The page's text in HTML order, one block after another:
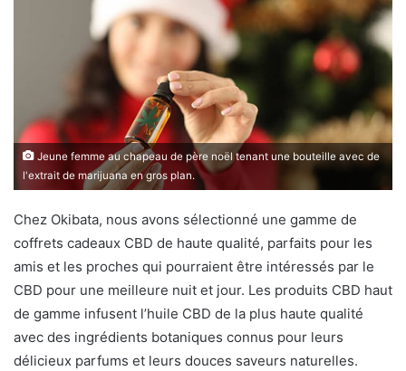
Jeune femme au chapeau de père noël tenant une bouteille avec de
l'extrait de marijuana en gros plan.
Chez Okibata, nous avons sélectionné une gamme de
coffrets cadeaux CBD de haute qualité, parfaits pour les
amis et les proches qui pourraient être intéressés par le
CBD pour une meilleure nuit et jour. Les produits CBD haut
de gamme infusent l’huile CBD de la plus haute qualité
avec des ingrédients botaniques connus pour leurs
délicieux parfums et leurs douces saveurs naturelles.